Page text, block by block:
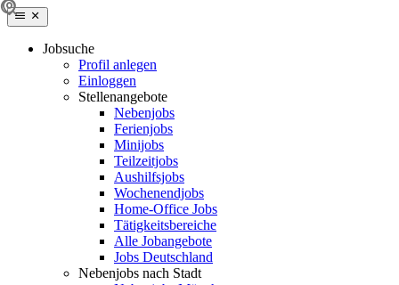
Jobsuche
Profil anlegen
Einloggen
Stellenangebote
Nebenjobs
Ferienjobs
Minijobs
Teilzeitjobs
Aushilfsjobs
Wochenendjobs
Home-Office Jobs
Tätigkeitsbereiche
Alle Jobangebote
Jobs Deutschland
Nebenjobs nach Stadt